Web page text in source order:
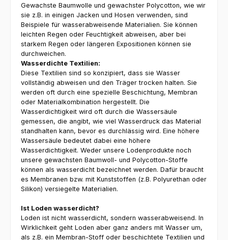
Gewachste Baumwolle und gewachster Polycotton, wie wir
sie z.B. in einigen Jacken und Hosen verwenden, sind
Beispiele für wasserabweisende Materialien. Sie können
leichten Regen oder Feuchtigkeit abweisen, aber bei
starkem Regen oder längeren Expositionen können sie
durchweichen.
Wasserdichte Textilien:
Diese Textilien sind so konzipiert, dass sie Wasser
vollständig abweisen und den Träger trocken halten. Sie
werden oft durch eine spezielle Beschichtung, Membran
oder Materialkombination hergestellt. Die
Wasserdichtigkeit wird oft durch die Wassersäule
gemessen, die angibt, wie viel Wasserdruck das Material
standhalten kann, bevor es durchlässig wird. Eine höhere
Wassersäule bedeutet dabei eine höhere
Wasserdichtigkeit. Weder unsere Lodenprodukte noch
unsere gewachsten Baumwoll- und Polycotton-Stoffe
können als wasserdicht bezeichnet werden. Dafür braucht
es Membranen bzw. mit Kunststoffen (z.B. Polyurethan oder
Silikon) versiegelte Materialien.
Ist Loden wasserdicht?
Loden ist nicht wasserdicht, sondern wasserabweisend. In
Wirklichkeit geht Loden aber ganz anders mit Wasser um,
als z.B. ein Membran-Stoff oder beschichtete Textilien und